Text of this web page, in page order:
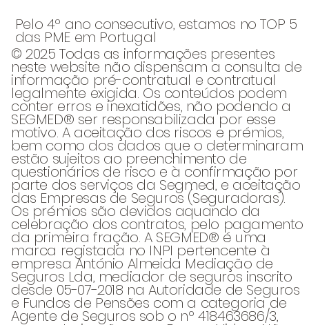
© 2025 Todas as informações presentes
neste website não dispensam a consulta de
informação pré-contratual e contratual
legalmente exigida. Os conteúdos podem
conter erros e inexatidões, não podendo a
SEGMED® ser responsabilizada por esse
motivo. A aceitação dos riscos e prémios,
bem como dos dados que o determinaram
estão sujeitos ao preenchimento de
questionários de risco e à confirmação por
parte dos serviços da Segmed, e aceitação
das Empresas de Seguros (Seguradoras).
Os prémios são devidos aquando da
celebração dos contratos, pelo pagamento
da primeira fração. A SEGMED® é uma
marca registada no INPI pertencente à
empresa António Almeida Mediação de
Seguros Lda, mediador de seguros inscrito
desde 05-07-2018 na Autoridade de Seguros
e Fundos de Pensões com a categoria de
Agente de Seguros sob o nº 418463686/3,
Pelo 4º ano consecutivo, estamos no TOP 5
das PME em Portugal